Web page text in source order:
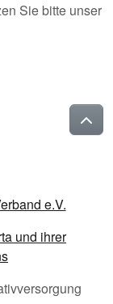
Sie bitte unser